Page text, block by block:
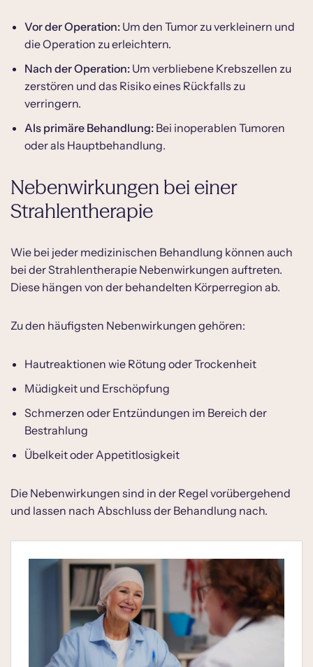
Vor der Operation: Um den Tumor zu verkleinern und
die Operation zu erleichtern.
Nach der Operation: Um verbliebene Krebszellen zu
zerstören und das Risiko eines Rückfalls zu
verringern.
Als primäre Behandlung: Bei inoperablen Tumoren
oder als Hauptbehandlung.
Nebenwirkungen bei einer
Strahlentherapie
Wie bei jeder medizinischen Behandlung können auch
bei der Strahlentherapie Nebenwirkungen auftreten.
Diese hängen von der behandelten Körperregion ab.
Zu den häufigsten Nebenwirkungen gehören:
Hautreaktionen wie Rötung oder Trockenheit
Müdigkeit und Erschöpfung
Schmerzen oder Entzündungen im Bereich der
Bestrahlung
Übelkeit oder Appetitlosigkeit
Die Nebenwirkungen sind in der Regel vorübergehend
und lassen nach Abschluss der Behandlung nach.